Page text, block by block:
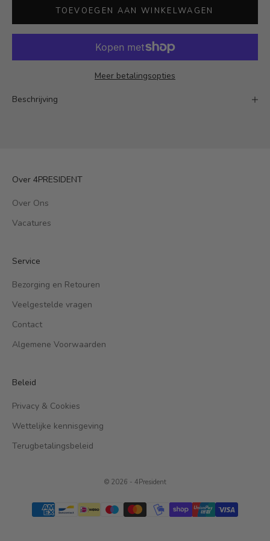
TOEVOEGEN AAN WINKELWAGEN
Meer betalingsopties
Beschrijving
Over 4PRESIDENT
Over Ons
Vacatures
Service
Bezorging en Retouren
Veelgestelde vragen
Contact
Algemene Voorwaarden
Beleid
Privacy & Cookies
Wettelijke kennisgeving
Terugbetalingsbeleid
© 2026 - 4President